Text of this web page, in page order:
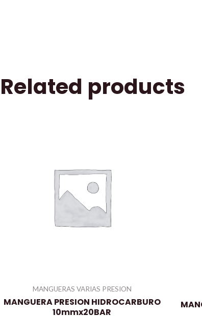
Related products
MANGUERAS VARIAS PRESION
MANGUERA PRESION HIDROCARBURO
10mmx20BAR